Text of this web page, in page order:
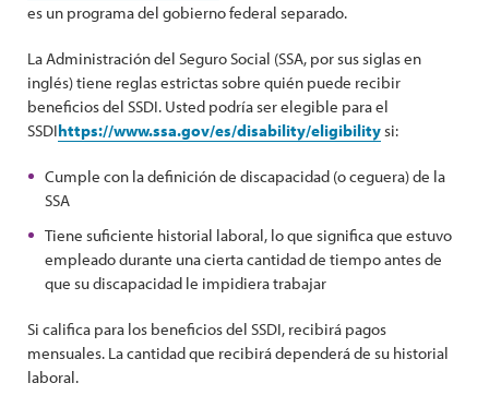
es un programa del gobierno federal separado.
La Administración del Seguro Social (SSA, por sus siglas en
inglés) tiene reglas estrictas sobre quién puede recibir
beneficios del SSDI. Usted podría ser elegible para el
SSDIhttps://www.ssa.gov/es/disability/eligibilitysi:
Cumple con la definición de discapacidad (o ceguera) de la
SSA
Tiene suficiente historial laboral, lo que significa que estuvo
empleado durante una cierta cantidad de tiempo antes de
que su discapacidad le impidiera trabajar
Si califica para los beneficios del SSDI, recibirá pagos
mensuales. La cantidad que recibirá dependerá de su historial
laboral.